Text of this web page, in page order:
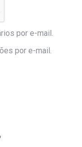
por e-mail.
por e-mail.